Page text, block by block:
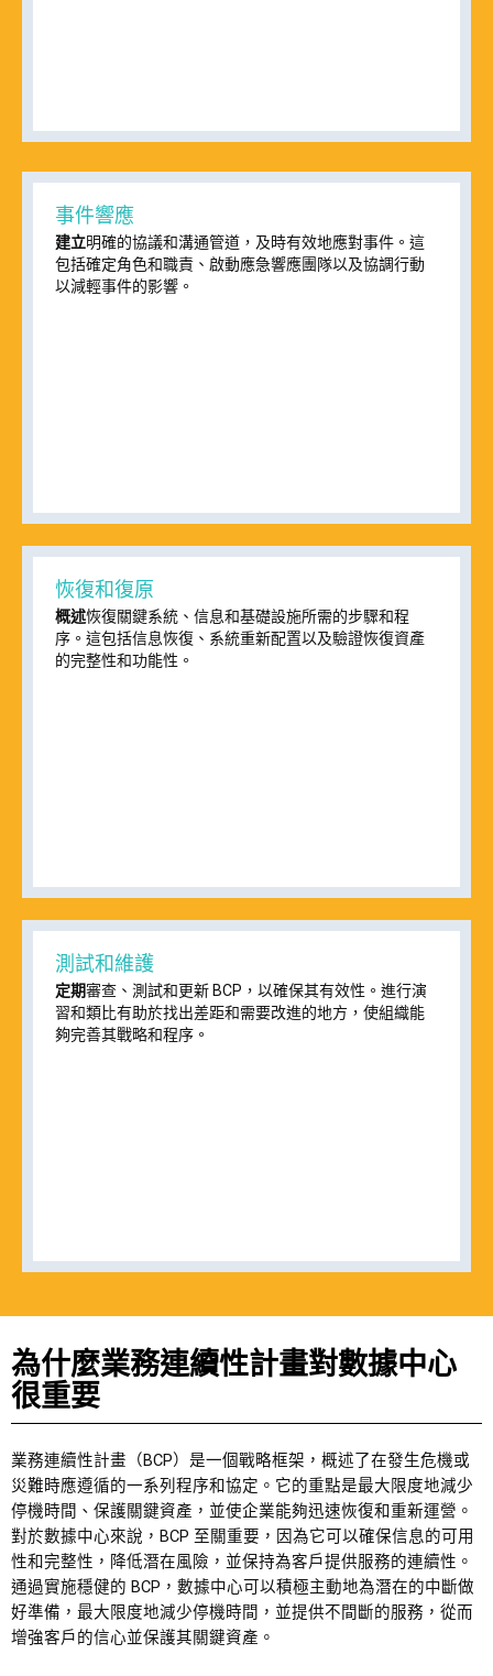
事件響應
建立明確的協議和溝通管道，及時有效地應對事件。這
包括確定角色和職責、啟動應急響應團隊以及協調行動
以減輕事件的影響。
恢復和復原
概述恢復關鍵系統、信息和基礎設施所需的步驟和程
序。這包括信息恢復、系統重新配置以及驗證恢復資產
的完整性和功能性。
測試和維護
定期審查、測試和更新 BCP，以確保其有效性。進行演
習和類比有助於找出差距和需要改進的地方，使組織能
夠完善其戰略和程序。
為什麼業務連續性計畫對數據中心
很重要
業務連續性計畫（BCP）是一個戰略框架，概述了在發生危機或
災難時應遵循的一系列程序和協定。它的重點是最大限度地減少
停機時間、保護關鍵資產，並使企業能夠迅速恢復和重新運營。
對於數據中心來說，BCP 至關重要，因為它可以確保信息的可用
性和完整性，降低潛在風險，並保持為客戶提供服務的連續性。
通過實施穩健的 BCP，數據中心可以積極主動地為潛在的中斷做
好準備，最大限度地減少停機時間，並提供不間斷的服務，從而
增強客戶的信心並保護其關鍵資產。